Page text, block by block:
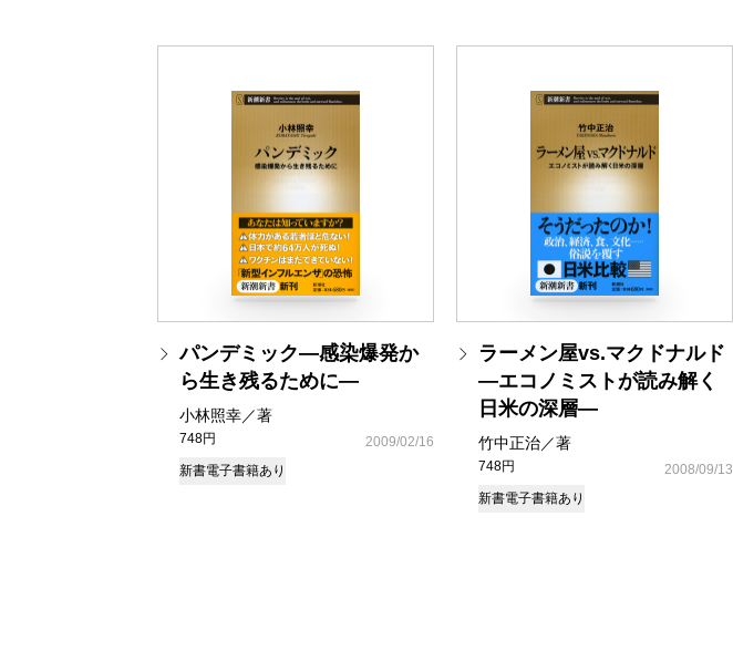
パンデミック―感染爆発か
ら生き残るために―
小林照幸／著
748円
2009/02/16
新書電子書籍あり
ラーメン屋vs.マクドナルド
―エコノミストが読み解く
日米の深層―
竹中正治／著
748円
2008/09/13
新書電子書籍あり